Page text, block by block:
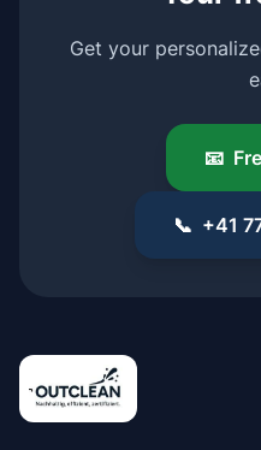
Get your
📧
📞 +41